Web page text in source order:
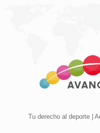
Tu derecho al deporte |